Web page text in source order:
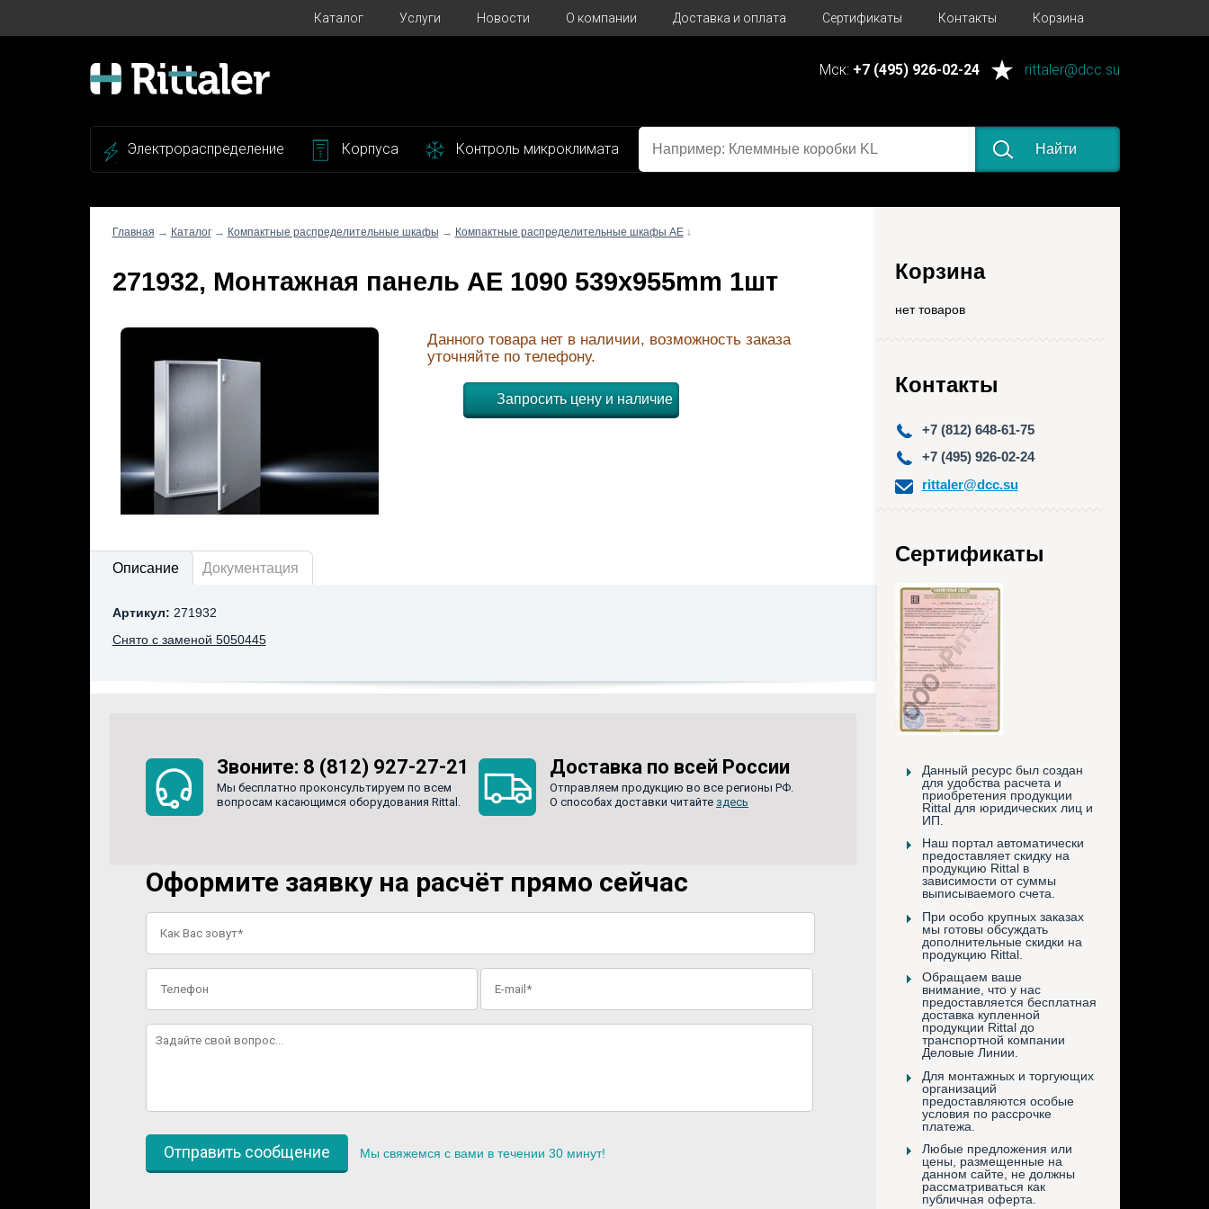
Каталог Услуги Новости О компании Доставка и оплата Сертификаты Контакты Корзина
Мск: +7 (495) 926-02-24 rittaler@dcc.su
Электрораспределение Корпуса Контроль микроклимата Найти
Корзина
нет товаров
Контакты
+7 (812) 648-61-75
+7 (495) 926-02-24
rittaler@dcc.su
Сертификаты
Данный ресурс был создан
для удобства расчета и
приобретения продукции
Rittal для юридических лиц и
ИП.
Наш портал автоматически
предоставляет скидку на
продукцию Rittal в
зависимости от суммы
выписываемого счета.
При особо крупных заказах
мы готовы обсуждать
дополнительные скидки на
продукцию Rittal.
Обращаем ваше
внимание, что у нас
предоставляется бесплатная
доставка купленной
продукции Rittal до
транспортной компании
Деловые Линии.
Для монтажных и торгующих
организаций
предоставляются особые
условия по рассрочке
платежа.
Любые предложения или
цены, размещенные на
данном сайте, не должны
рассматриваться как
публичная оферта.
Главная → Каталог→ Компактные распределительные шкафы → Компактные распределительные шкафы AE ↓
271932, Монтажная панель AE 1090 539x955mm 1шт
Данного товара нет в наличии, возможность заказа
уточняйте по телефону.
Запросить цену и наличие
Описание Документация
Артикул: 271932
Снято с заменой 5050445
Звоните: 8 (812) 927-27-21
Мы бесплатно проконсультируем по всем
вопросам касающимся оборудования Rittal.
Доставка по всей России
Отправляем продукцию во все регионы РФ.
О способах доставки читайте здесь
Оформите заявку на расчёт прямо сейчас
Мы свяжемся с вами в течении 30 минут!